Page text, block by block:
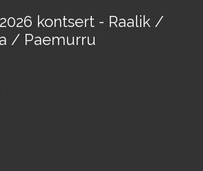
kontsert - Raalik /
/ Paemurru